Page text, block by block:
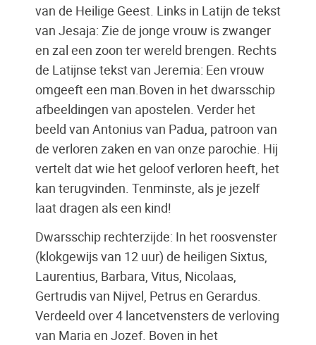
van de Heilige Geest. Links in Latijn de tekst
van Jesaja: Zie de jonge vrouw is zwanger
en zal een zoon ter wereld brengen. Rechts
de Latijnse tekst van Jeremia: Een vrouw
omgeeft een man.Boven in het dwarsschip
afbeeldingen van apostelen. Verder het
beeld van Antonius van Padua, patroon van
de verloren zaken en van onze parochie. Hij
vertelt dat wie het geloof verloren heeft, het
kan terugvinden. Tenminste, als je jezelf
laat dragen als een kind!
Dwarsschip rechterzijde: In het roosvenster
(klokgewijs van 12 uur) de heiligen Sixtus,
Laurentius, Barbara, Vitus, Nicolaas,
Gertrudis van Nijvel, Petrus en Gerardus.
Verdeeld over 4 lancetvensters de verloving
van Maria en Jozef. Boven in het